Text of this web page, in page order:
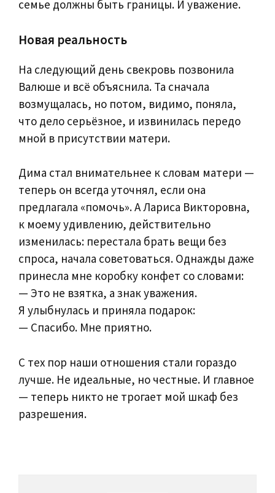
семье должны быть границы. И уважение.
Новая реальность
На следующий день свекровь позвонила
Валюше и всё объяснила. Та сначала
возмущалась, но потом, видимо, поняла,
что дело серьёзное, и извинилась передо
мной в присутствии матери.
Дима стал внимательнее к словам матери —
теперь он всегда уточнял, если она
предлагала «помочь». А Лариса Викторовна,
к моему удивлению, действительно
изменилась: перестала брать вещи без
спроса, начала советоваться. Однажды даже
принесла мне коробку конфет со словами:
— Это не взятка, а знак уважения.
Я улыбнулась и приняла подарок:
— Спасибо. Мне приятно.
С тех пор наши отношения стали гораздо
лучше. Не идеальные, но честные. И главное
— теперь никто не трогает мой шкаф без
разрешения.